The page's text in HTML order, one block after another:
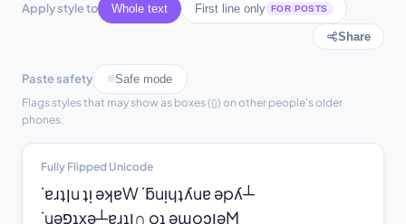
Apply style to Whole text First line only FOR POSTS
Share
Paste safety
Safe mode
Flags styles that may show as boxes (▯) on other people's older
phones.
Fully Flipped Unicode
˙ɐɹʇןu ʇᴉ ǝʞɐW ˙ƃuᴉɥʇʎuɐ ǝpʎ┴
˙uǝפʇxǝ┴ɐɹʇן∩ oʇ ǝɯoɔןǝM